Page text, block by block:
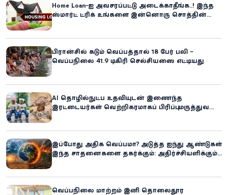
Home Loan-ஐ அவசரப்பட்டு அடைக்காதீங்க..! இந்த
ஸ்மார்ட் ட்ரிக் உங்களை இன்னொரு சொத்தின்
பிரான்சில் கடும் வெப்பத்தால் 18 பேர் பலி –
வெப்பநிலை 41.9 டிகிரி செல்சியஸை எட்டியது
AI தொழில்நுட்ப உதவியுடன் இணைந்த
இரட்டையர்கள் வெற்றிகரமாகப் பிரிப்பு: மருத்துவ
இப்போது அதிக வெப்பமா? அடுத்த ஐந்து ஆண்டுகள்
இந்த சாதனைகளை தகர்க்கும்: அதிர்ச்சியளிக்கும்
வெப்பநிலை மாற்றம் இனி தொலைதூர